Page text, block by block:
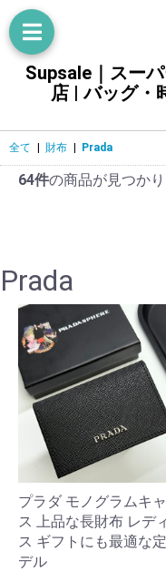
Supsale｜スー
店 | バッグ・
全て 財布 Prada
64件の商品が見つか
Prada
プラダ モノグラムキ
ス 上品な長財布 レデ
ス ギフトにも最適な
デル